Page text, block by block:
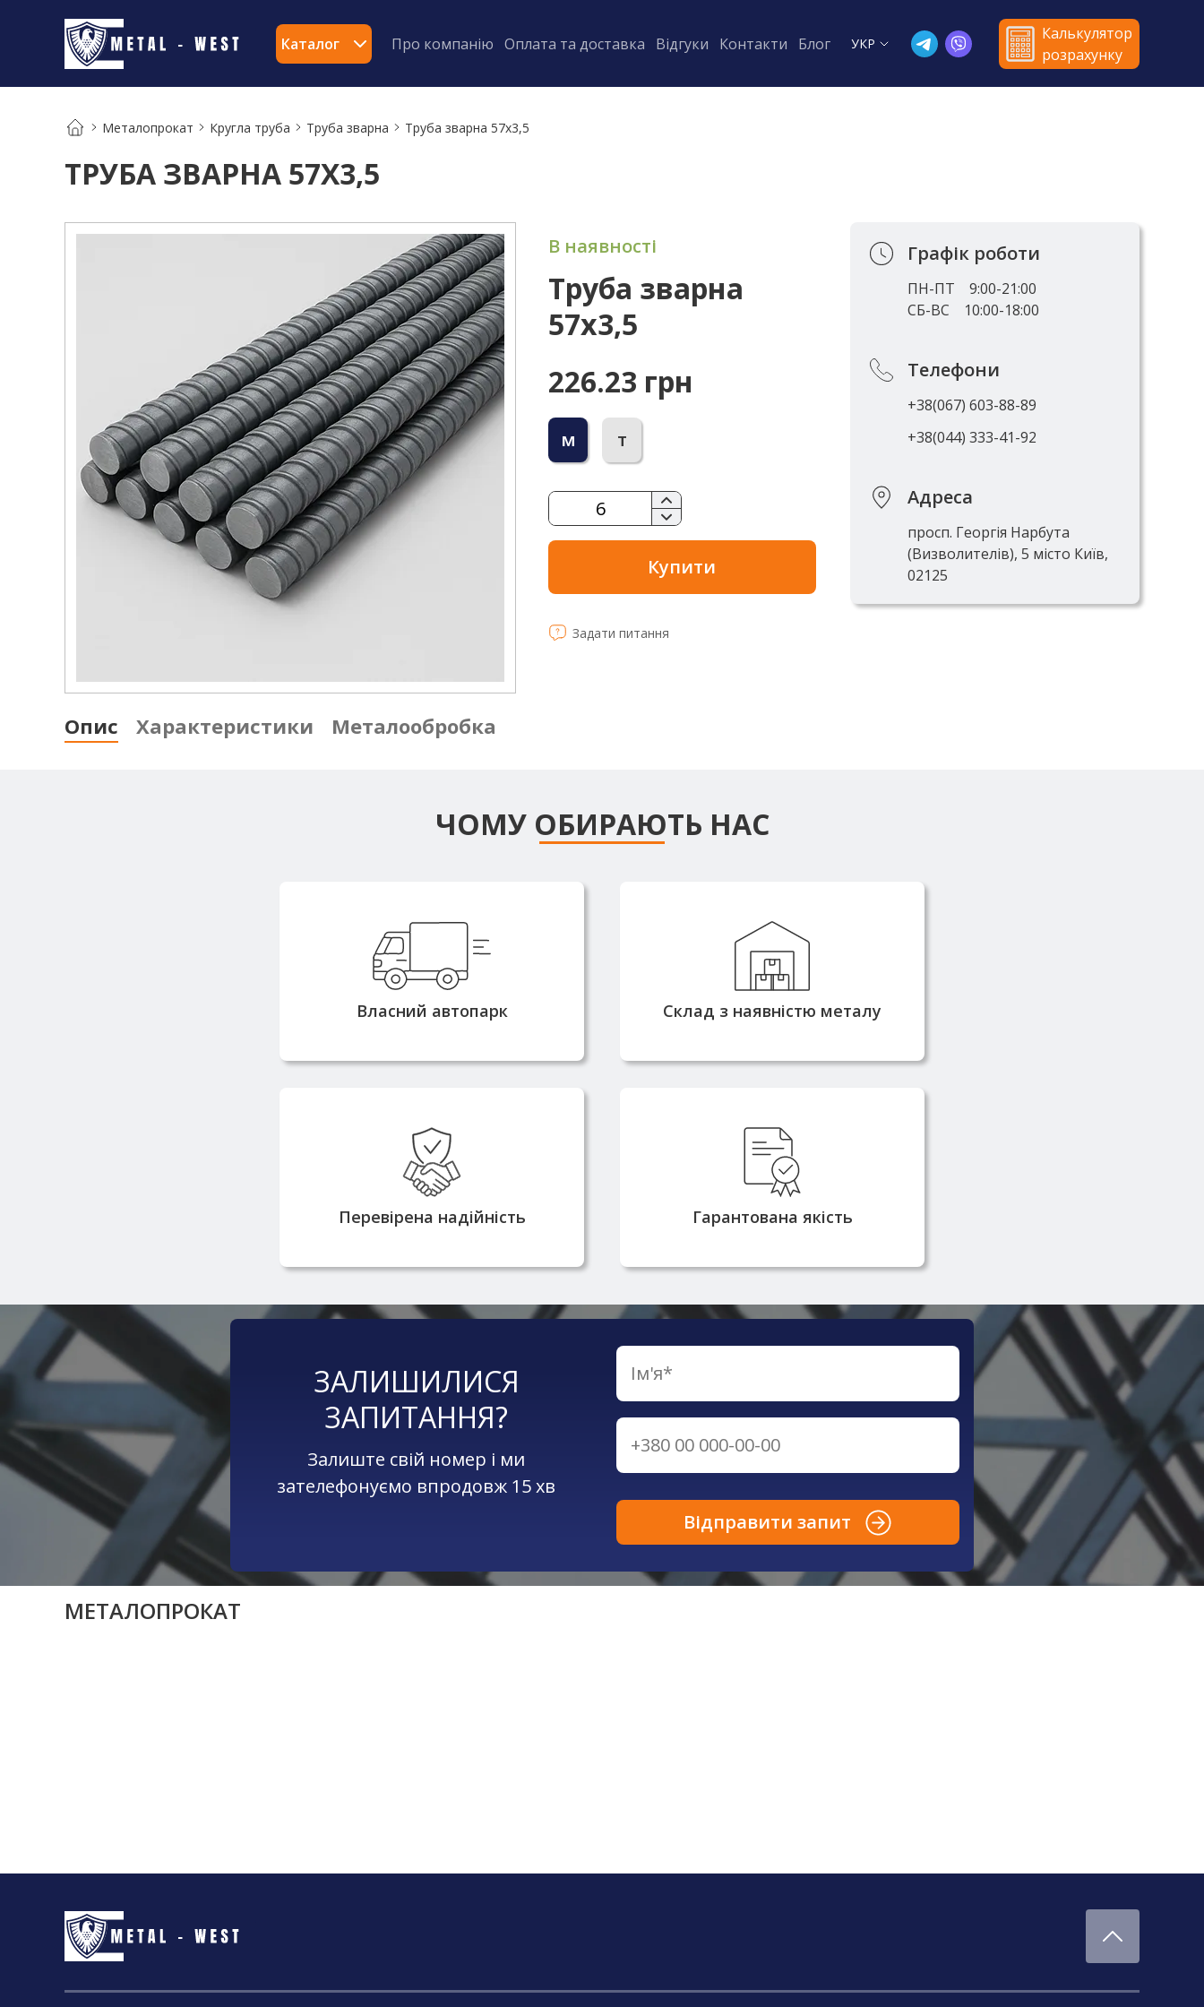
Каталог Про компанію Оплата та доставка Відгуки Контакти Блог УКР
Калькулятор
розрахунку
Металопрокат Кругла труба Труба зварна Труба зварна 57х3,5
ТРУБА ЗВАРНА 57Х3,5
В наявності
Труба зварна
57х3,5
226.23 грн
м т
Купити
Задати питання
Графік роботи
ПН-ПТ
9:00-21:00
СБ-ВС
10:00-18:00
Телефони
+38(067) 603-88-89
+38(044) 333-41-92
Адреса
просп. Георгія Нарбута
(Визволителів), 5 місто Київ,
02125
Опис Характеристики Металообробка
ЧОМУ ОБИРАЮТЬ НАС
Власний автопарк
Власні машини
вантажопідйомністю від 3 до 25
тонн дозволяють доставляти
замовлення швидко та без
затримок
Склад з наявністю металу
Більшість позицій завжди в
наявності на складі, що
забезпечує оперативну
комплектацію та відвантаження
Перевірена надійність
Працюємо з 2010 року та маємо
репутацію надійного
постачальника металопрокату
Гарантована якість
Металопрокат постачається
напряму від виробників та має
всі необхідні сертифікати якості
ЗАЛИШИЛИСЯ
ЗАПИТАННЯ?
Залиште свій номер і ми
зателефонуємо впродовж 15 хв
Відправити запит
МЕТАЛОПРОКАТ